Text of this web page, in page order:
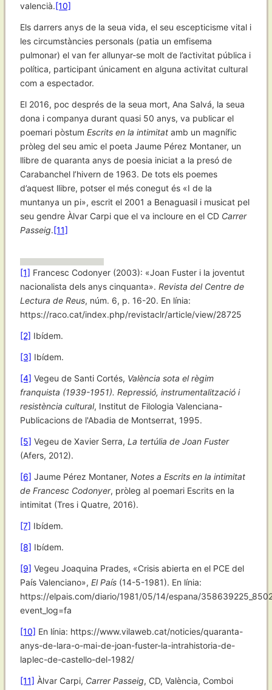
valencià.[10]
Els darrers anys de la seua vida, el seu escepticisme vital i
les circumstàncies personals (patia un emfisema
pulmonar) el van fer allunyar-se molt de l’activitat pública i
política, participant únicament en alguna activitat cultural
com a espectador.
El 2016, poc després de la seua mort, Ana Salvá, la seua
dona i companya durant quasi 50 anys, va publicar el
poemari pòstum Escrits en la intimitat amb un magnífic
pròleg del seu amic el poeta Jaume Pérez Montaner, un
llibre de quaranta anys de poesia iniciat a la presó de
Carabanchel l’hivern de 1963. De tots els poemes
d’aquest llibre, potser el més conegut és «I de la
muntanya un pi», escrit el 2001 a Benaguasil i musicat pel
seu gendre Àlvar Carpi que el va incloure en el CD Carrer
Passeig.[11]
[1] Francesc Codonyer (2003): «Joan Fuster i la joventut
nacionalista dels anys cinquanta». Revista del Centre de
Lectura de Reus, núm. 6, p. 16-20. En línia:
https://raco.cat/index.php/revistaclr/article/view/28725
[2] Ibídem.
[3] Ibídem.
[4] Vegeu de Santi Cortés, València sota el règim
franquista (1939-1951). Repressió, instrumentalització i
resistència cultural, Institut de Filologia Valenciana-
Publicacions de l'Abadia de Montserrat, 1995.
[5] Vegeu de Xavier Serra, La tertúlia de Joan Fuster
(Afers, 2012).
[6] Jaume Pérez Montaner, Notes a Escrits en la intimitat
de Francesc Codonyer, pròleg al poemari Escrits en la
intimitat (Tres i Quatre, 2016).
[7] Ibídem.
[8] Ibídem.
[9] Vegeu Joaquina Prades, «Crisis abierta en el PCE del
País Valenciano», El País (14-5-1981). En línia:
https://elpais.com/diario/1981/05/14/espana/
event_log=fa
[10] En línia: https://www.vilaweb.cat/noticies/quaranta-
anys-de-lara-o-mai-de-joan-fuster-la-intrahistoria-de-
laplec-de-castello-del-1982/
[11] Àlvar Carpi, Carrer Passeig, CD, València, Comboi